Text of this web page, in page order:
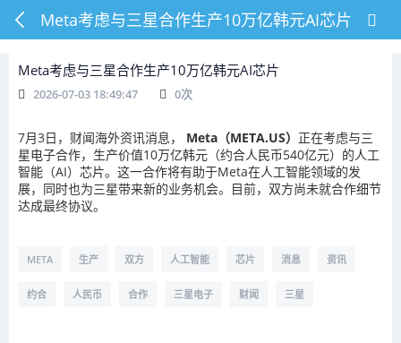
Meta考虑与三星合作生产10万亿韩元AI芯片
Meta考虑与三星合作生产10万亿韩元AI芯片
2026-07-03 18:49:47 0次
7月3日，财闻海外资讯消息， Meta（META.US） 正在考虑与三
星电子合作，生产价值10万亿韩元（约合人民币540亿元）的人工
智能（AI）芯片。这一合作将有助于Meta在人工智能领域的发
展，同时也为三星带来新的业务机会。目前，双方尚未就合作细节
达成最终协议。
META 生产 双方 人工智能 芯片 消息 资讯
约合 人民币 合作 三星电子 财闻 三星